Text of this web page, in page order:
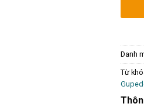
Danh
Từ